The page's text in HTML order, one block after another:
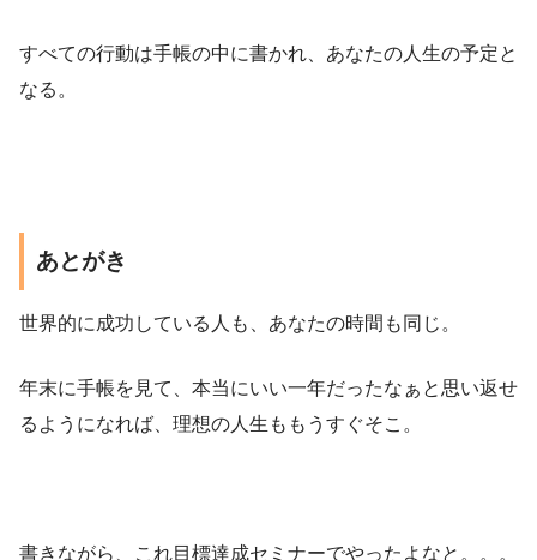
すべての行動は手帳の中に書かれ、あなたの人生の予定と
なる。
あとがき
世界的に成功している人も、あなたの時間も同じ。
年末に手帳を見て、本当にいい一年だったなぁと思い返せ
るようになれば、理想の人生ももうすぐそこ。
書きながら、これ目標達成セミナーでやったよなと。。。